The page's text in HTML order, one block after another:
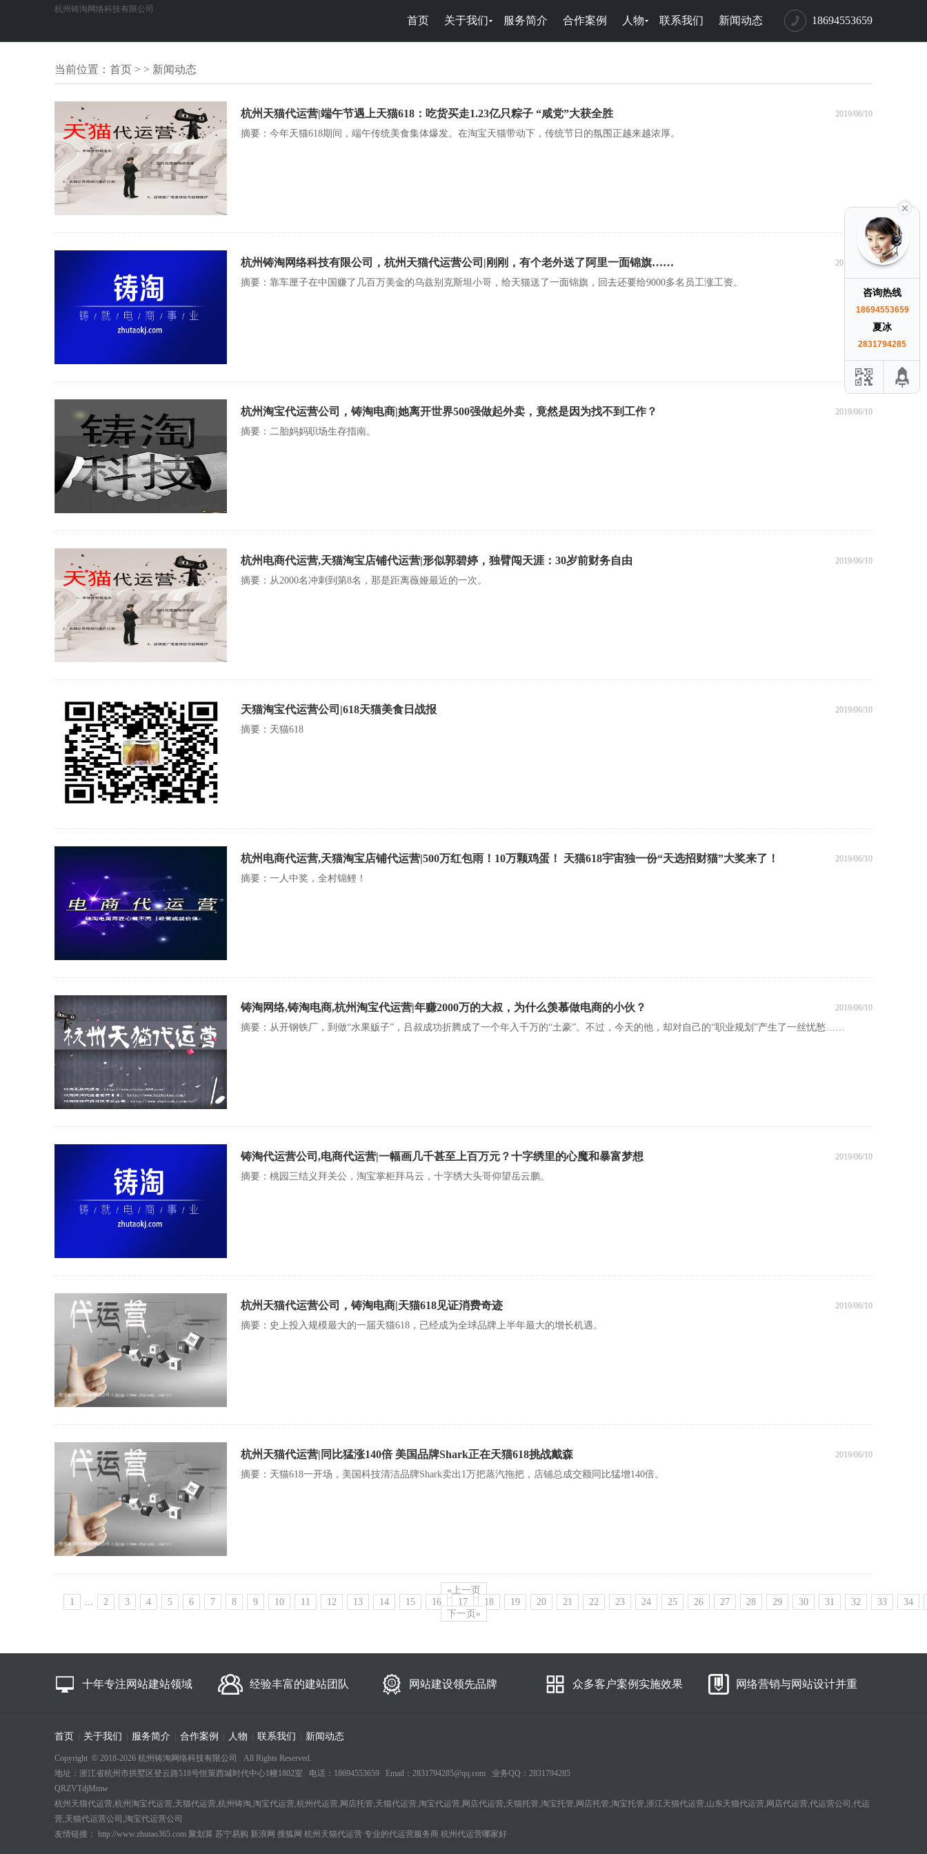
杭州铸淘网络科技有限公司
18694553659
首页 关于我们 服务简介 合作案例 人物 联系我们 新闻动态
当前位置： 首页 > > 新闻动态
杭州天猫代运营|端午节遇上天猫618：吃货买走1.23亿只粽子 “咸党”大获全胜 2019/06/10
摘要：今年天猫618期间，端午传统美食集体爆发。在淘宝天猫带动下，传统节日的氛围正越来越浓厚。
杭州铸淘网络科技有限公司，杭州天猫代运营公司|刚刚，有个老外送了阿里一面锦旗…… 2019/06/10
摘要：靠车厘子在中国赚了几百万美金的乌兹别克斯坦小哥，给天猫送了一面锦旗，回去还要给9000多名员工涨工资。
杭州淘宝代运营公司，铸淘电商|她离开世界500强做起外卖，竟然是因为找不到工作？ 2019/06/10
摘要：二胎妈妈职场生存指南。
杭州电商代运营,天猫淘宝店铺代运营|形似郭碧婷，独臂闯天涯：30岁前财务自由 2019/06/10
摘要：从2000名冲刺到第8名，那是距离薇娅最近的一次。
天猫淘宝代运营公司|618天猫美食日战报 2019/06/10
摘要：天猫618
杭州电商代运营,天猫淘宝店铺代运营|500万红包雨！10万颗鸡蛋！ 天猫618宇宙独一份“天选招财猫”大奖来了！ 2019/06/10
摘要：一人中奖，全村锦鲤！
铸淘网络,铸淘电商,杭州淘宝代运营|年赚2000万的大叔，为什么羡慕做电商的小伙？ 2019/06/10
摘要：从开钢铁厂，到做“水果贩子”，吕叔成功折腾成了一个年入千万的“土豪”。不过，今天的他，却对自己的“职业规划”产生了一丝忧愁……
铸淘代运营公司,电商代运营|一幅画几千甚至上百万元？十字绣里的心魔和暴富梦想 2019/06/10
摘要：桃园三结义拜关公，淘宝掌柜拜马云，十字绣大头哥仰望岳云鹏。
杭州天猫代运营公司，铸淘电商|天猫618见证消费奇迹 2019/06/10
摘要：史上投入规模最大的一届天猫618，已经成为全球品牌上半年最大的增长机遇。
杭州天猫代运营|同比猛涨140倍 美国品牌Shark正在天猫618挑战戴森 2019/06/10
摘要：天猫618一开场，美国科技清洁品牌Shark卖出1万把蒸汽拖把，店铺总成交额同比猛增140倍。
«上一页
1
... 2 3 4 5 6 7 8 9 10 11 12 13 14 15 16 17 18 19 20 21 22 23 24 25 26 27 28 29 30 31 32 33
34
下一页»
十年专注网站建站领域 经验丰富的建站团队 网站建设领先品牌 众多客户案例实施效果 网络营销与网站设计并重
首页 关于我们 服务简介 合作案例 人物 联系我们 新闻动态
Copyright © 2018-2026 杭州铸淘网络科技有限公司 All Rights Reserved.
地址：浙江省杭州市拱墅区登云路518号恒策西城时代中心1幢1802室 电话：18694553659 Email：2831794285@qq.com 业务QQ：2831794285
QRZVTdjMmw
杭州天猫代运营,杭州淘宝代运营,天猫代运营,杭州铸淘,淘宝代运营,杭州代运营,网店托管,天猫代运营,淘宝代运营,网店代运营,天猫托管,淘宝托管,网店托管,淘宝托管,浙江天猫代运营,山东天猫代运营,网店代运营,代运营公司,代运
营,天猫代运营公司,淘宝代运营公司
友情链接： http://www.zhutao365.com 聚划算 苏宁易购 新浪网 搜狐网 杭州天猫代运营 专业的代运营服务商 杭州代运营哪家好
咨询热线
18694553659
夏冰
2831794285